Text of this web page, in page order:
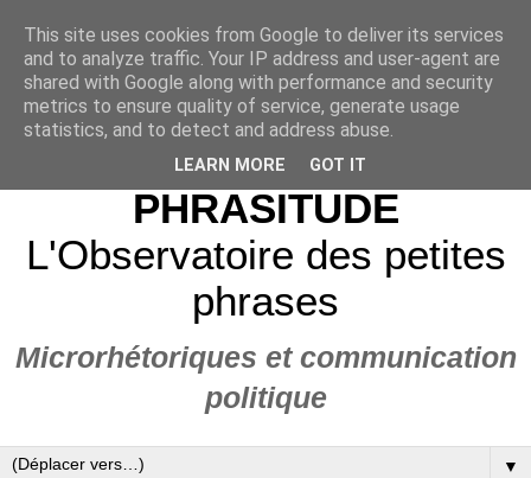
PHRASITUDE
L'Observatoire des petites
phrases
Microrhétoriques et communication
politique
▼
This site uses cookies from Google to deliver its services
and to analyze traffic. Your IP address and user-agent are
shared with Google along with performance and security
metrics to ensure quality of service, generate usage
statistics, and to detect and address abuse.
LEARN MORE GOT IT